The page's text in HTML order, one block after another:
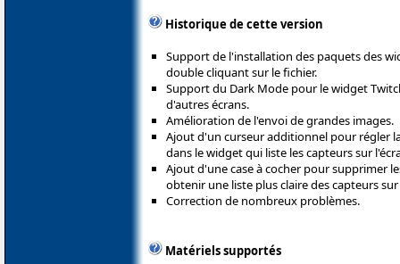
Historique de cette version
Support de l'installation des paquets des
double cliquant sur le fichier.
Support du Dark Mode pour le widget
d'autres écrans.
Amélioration de l'envoi de grandes images.
Ajout d'un curseur additionnel pour régler
dans le widget qui liste les capteurs sur
Ajout d'une case à cocher pour supprimer
obtenir une liste plus claire des capteurs sur
Correction de nombreux problèmes.
Matériels supportés